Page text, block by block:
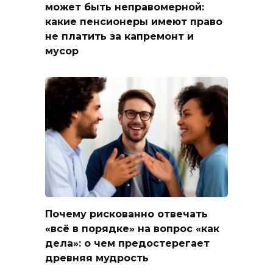
может быть неправомерной:
какие пенсионеры имеют право
не платить за капремонт и
мусор
Почему рискованно отвечать
«всё в порядке» на вопрос «как
дела»: о чем предостерегает
древняя мудрость